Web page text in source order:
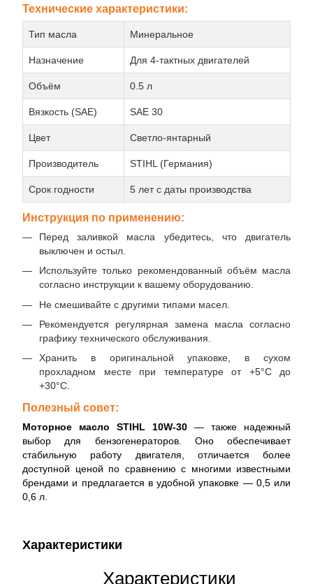
Технические характеристики:
Тип масла Минеральное
Назначение Для 4-тактных двигателей
Объём 0.5 л
Вязкость (SAE) SAE 30
Цвет Светло-янтарный
Производитель STIHL (Германия)
Срок годности 5 лет с даты производства
Инструкция по применению:
Перед заливкой масла убедитесь, что двигатель
выключен и остыл.
Используйте только рекомендованный объём масла
согласно инструкции к вашему оборудованию.
Не смешивайте с другими типами масел.
Рекомендуется регулярная замена масла согласно
графику технического обслуживания.
Хранить в оригинальной упаковке, в сухом
прохладном месте при температуре от +5°C до
+30°C.
Полезный совет:
Моторное масло STIHL 10W-30 — также надежный
выбор для бензогенераторов. Оно обеспечивает
стабильную работу двигателя, отличается более
доступной ценой по сравнению с многими известными
брендами и предлагается в удобной упаковке — 0,5 или
0,6 л.
Характеристики
Характеристики